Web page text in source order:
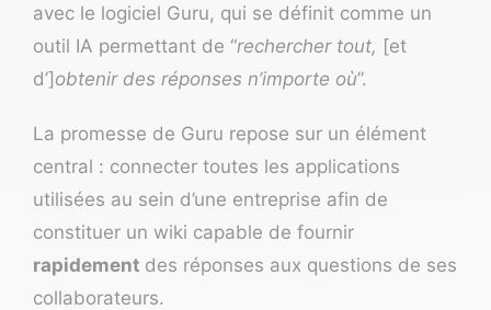
avec le logiciel Guru, qui se définit comme un
outil IA permettant de “rechercher tout, [et
d’]obtenir des réponses n’importe où”.
La promesse de Guru repose sur un élément
central : connecter toutes les applications
utilisées au sein d’une entreprise afin de
constituer un wiki capable de fournir
rapidement des réponses aux questions de ses
collaborateurs.